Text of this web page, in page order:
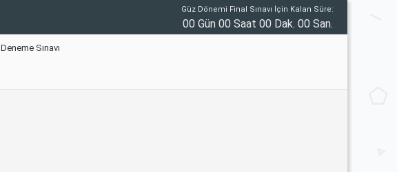
Güz Dönemi Final Sınavı İçin Kalan Süre:
00 Gün 00 Saat 00 Dak. 00 San.
Sınavı